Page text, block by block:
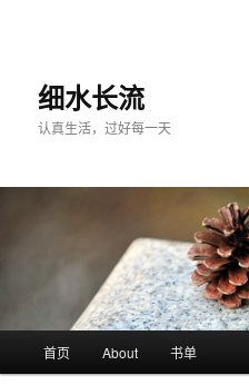
细水长流
认真生活，过好每一天
首页 About 书单